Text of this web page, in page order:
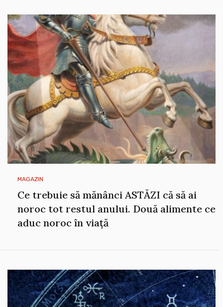
MAGAZIN
Ce trebuie să mănânci ASTĂZI că să ai
noroc tot restul anului. Două alimente ce
aduc noroc în viață